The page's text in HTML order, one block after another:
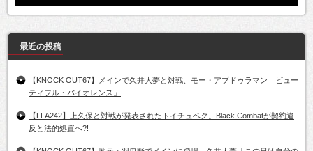
最近の投稿
【KNOCK OUT67】メインで久井大夢と対戦、モー・アブドゥラマン「ビュー
ティフル・バイオレンス」
【LFA242】上久保と対戦が発表されたトイチュベク。Black Combatが契約違
反と法的処置へ?!